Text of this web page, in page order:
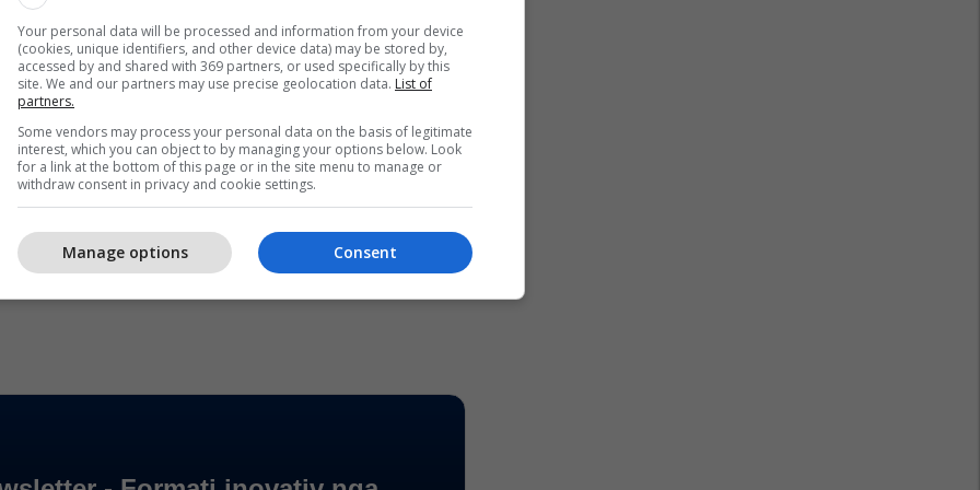
të fundit u regjistruan rreth gjashtë viktima,
e mërkurë kur u konfirmuan shtatë të vdekur.
përballen me rritje të rasteve parashihen të jenë
dhe Lacio.
dikur epiqendra e coronavirusit në Evropë,
sërish me ‘ringjallje’ të rasteve.
Your personal data will be processed and information from your device
(cookies, unique identifiers, and other device data) may be stored by,
accessed by and shared with 369 partners, or used specifically by this
site. We and our partners may use precise geolocation data. List of
partners.
Some vendors may process your personal data on the basis of legitimate
interest, which you can object to by managing your options below. Look
for a link at the bottom of this page or in the site menu to manage or
withdraw consent in privacy and cookie settings.
Consent
Manage options